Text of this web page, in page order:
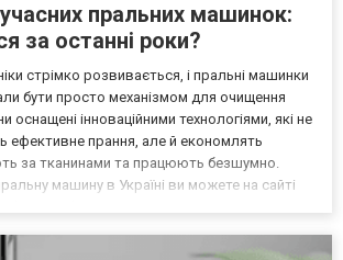
пральних машинок:
за останні роки?
стрімко розвивається, і пральні машинки
бути просто механізмом для очищення
оснащені інноваційними технологіями, які не
ефективне прання, але й економлять
за тканинами та працюють безшумно.
машину в Україні ви можете на сайті